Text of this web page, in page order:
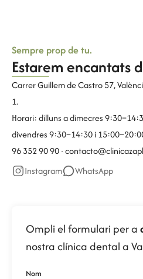
Sempre prop de tu.
Estarem encantats
Carrer Guillem de Castro 57,
1.
Horari: dilluns a dimecres
divendres 9:30–14:30 i
96 352 90 90 ·
Instagram
WhatsApp
Ompli el formulari per a
nostra clínica dental a
Nom